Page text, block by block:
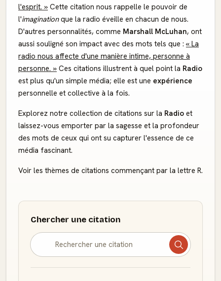
l'esprit. » Cette citation nous rappelle le pouvoir de
l'imaginationque la radio éveille en chacun de nous.
D'autres personnalités, comme Marshall McLuhan, ont
aussi souligné son impact avec des mots tels que : « La
radio nous affecte d'une manière intime, personne à
personne. » Ces citations illustrent à quel point la Radio
est plus qu'un simple média; elle est une expérience
personnelle et collective à la fois.
Explorez notre collection de citations sur la Radio et
laissez-vous emporter par la sagesse et la profondeur
des mots de ceux qui ont su capturer l'essence de ce
média fascinant.
Voir les thèmes de citations commençant par la lettre R.
Chercher une citation